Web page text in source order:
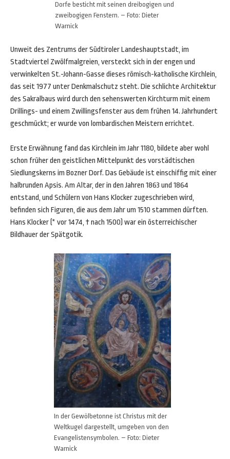
Dorfe besticht mit seinen dreibogigen und
zweibogigen Fenstern. – Foto: Dieter
Warnick
Unweit des Zentrums der Südtiroler Landeshauptstadt, im
Stadtviertel Zwölfmalgreien, versteckt sich in der engen und
verwinkelten St.-Johann-Gasse dieses römisch-katholische Kirchlein,
das seit 1977 unter Denkmalschutz steht. Die schlichte Architektur
des Sakralbaus wird durch den sehenswerten Kirchturm mit einem
Drillings- und einem Zwillingsfenster aus dem frühen 14. Jahrhundert
geschmückt; er wurde von lombardischen Meistern errichtet.
Erste Erwähnung fand das Kirchlein im Jahr 1180, bildete aber wohl
schon früher den geistlichen Mittelpunkt des vorstädtischen
Siedlungskerns im Bozner Dorf. Das Gebäude ist einschiffig mit einer
halbrunden Apsis. Am Altar, der in den Jahren 1863 und 1864
entstand, und Schülern von Hans Klocker zugeschrieben wird,
befinden sich Figuren, die aus dem Jahr um 1510 stammen dürften.
Hans Klocker (* vor 1474, † nach 1500) war ein österreichischer
Bildhauer der Spätgotik.
In der Gewölbetonne ist Christus mit der
Weltkugel dargestellt, umgeben von den
Evangelistensymbolen. – Foto: Dieter
Warnick